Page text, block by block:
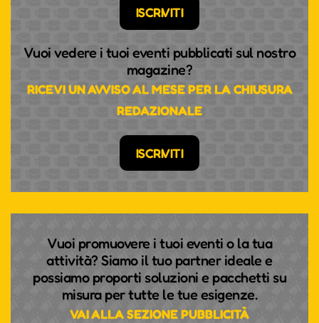
ISCRIVITI
Vuoi vedere i tuoi eventi pubblicati sul nostro
magazine?
RICEVI UN AVVISO AL MESE PER LA CHIUSURA
REDAZIONALE
ISCRIVITI
Vuoi promuovere i tuoi eventi o la tua
attività? Siamo il tuo partner ideale e
possiamo proporti soluzioni e pacchetti su
misura per tutte le tue esigenze.
VAI ALLA SEZIONE PUBBLICITÀ